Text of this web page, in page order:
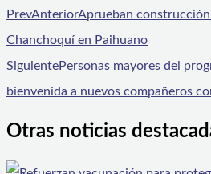
PrevAnteriorAprueban
Chanchoquí en Paihuano
SiguientePersonas mayores del
bienvenida a nuevos compañeros
Otras noticias